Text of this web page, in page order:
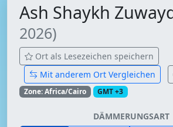
Ash Shaykh
2026)
Ort als Lesezeichen speichern
Mit anderem Ort Vergleichen
Zone: Africa/Cairo GMT +3
DÄMMERUNGSART